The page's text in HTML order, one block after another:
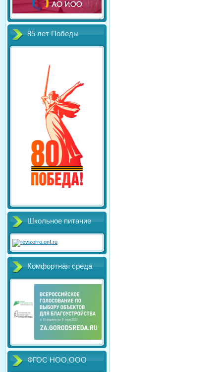
85 лет Победы
Школьное питание
Комфортная среда
ФГОС НОО,ООО